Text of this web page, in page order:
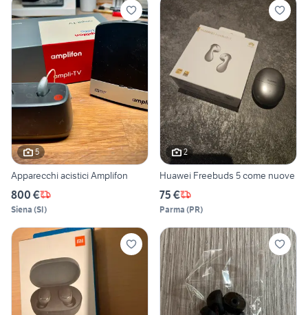
5
Apparecchi acistici Amplifon
800 €
Siena (SI)
2
Huawei Freebuds 5 come nuove
75 €
Parma (PR)